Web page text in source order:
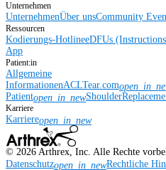
Unternehmen
UnternehmenÜber unsCommunity
Ressourcen
Kodierungs-HotlineeDFUs
App
Patient:in
Allgemeine
InformationenACLTear.com
Patientopen_in_new
Karriere
Karriereopen_in_new
© 2026 Arthrex, Inc. Alle Rechte
Datenschutzopen_in_newRechtliche